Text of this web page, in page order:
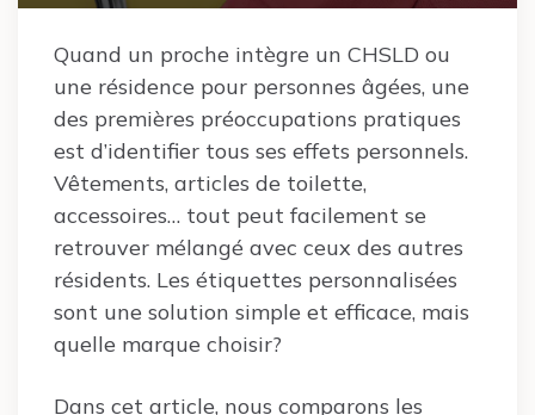
Quand un proche intègre un CHSLD ou
une résidence pour personnes âgées, une
des premières préoccupations pratiques
est d’identifier tous ses effets personnels.
Vêtements, articles de toilette,
accessoires… tout peut facilement se
retrouver mélangé avec ceux des autres
résidents. Les étiquettes personnalisées
sont une solution simple et efficace, mais
quelle marque choisir?
Dans cet article, nous comparons les